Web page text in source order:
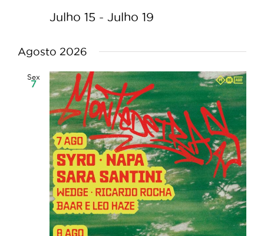
Julho 15 - Julho 19
Agosto 2026
Sex
7